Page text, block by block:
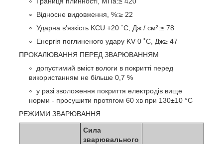
Відносне видовження, %:≥ 22
Ударна в’язкість KCU +20 ˚С, Дж / см²:≥ 78
Енергія поглиненого удару KV 0 ˚С, Дж≥ 47
ПРОКАЛЮВАННЯ ПЕРЕД ЗВАРЮВАННЯМ
допустимий вміст вологи в покритті перед
використанням не більше 0,7 %
у разі зволоження покриття електродів вище
норми - просушити протягом 60 хв при 130±10 °С
РЕЖИМИ ЗВАРЮВАННЯ
Сила
зварювального